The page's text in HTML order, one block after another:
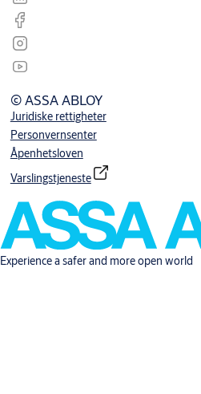
© ASSA ABLOY
Juridiske rettigheter
Personvernsenter
Åpenhetsloven
Varslingstjeneste
Experience a safer and more open world